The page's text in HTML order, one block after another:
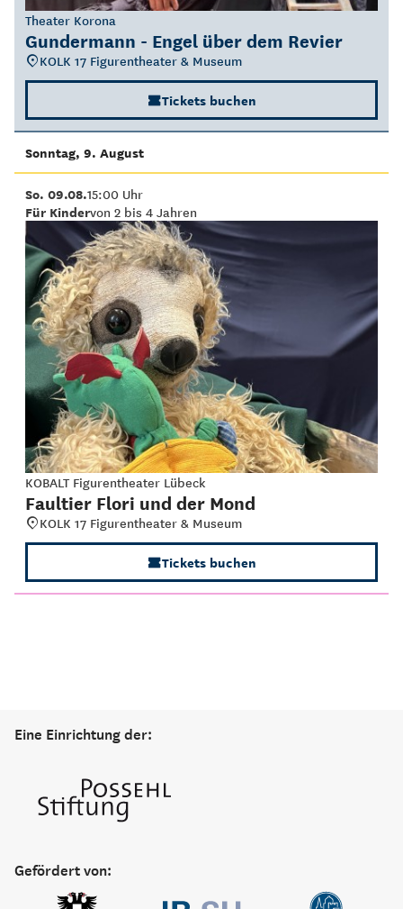
Theater Korona
Gundermann - Engel über dem Revier
KOLK 17 Figurentheater & Museum
Tickets buchen
Sonntag, 9. August
So. 09.08.15:00 Uhr
Für Kindervon 2 bis 4 Jahren
KOBALT Figurentheater Lübeck
Faultier Flori und der Mond
KOLK 17 Figurentheater & Museum
Tickets buchen
Eine Einrichtung der:
Gefördert von: